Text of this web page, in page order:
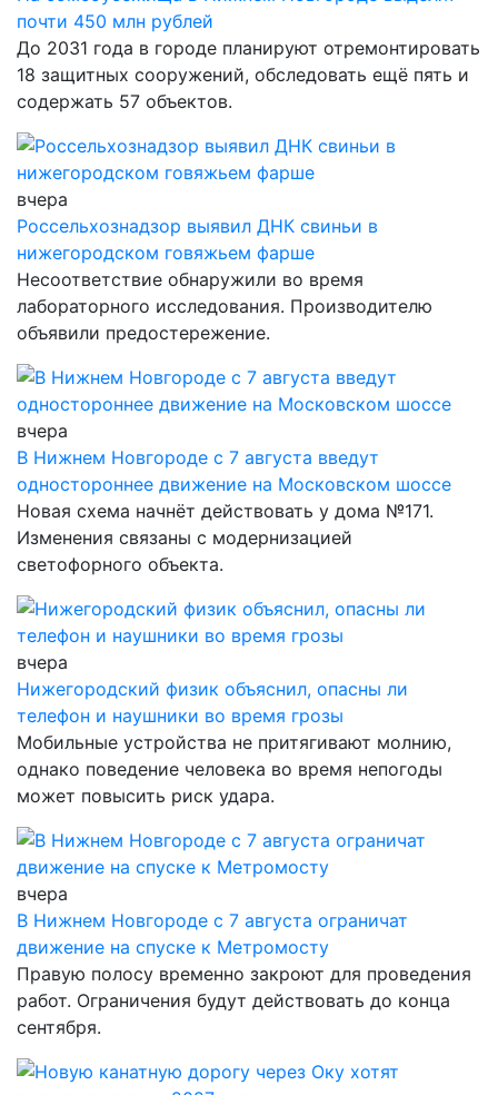
почти 450 млн рублей
До 2031 года в городе планируют отремонтировать
18 защитных сооружений, обследовать ещё пять и
содержать 57 объектов.
вчера
Россельхознадзор выявил ДНК свиньи в
нижегородском говяжьем фарше
Несоответствие обнаружили во время
лабораторного исследования. Производителю
объявили предостережение.
вчера
В Нижнем Новгороде с 7 августа введут
одностороннее движение на Московском шоссе
Новая схема начнёт действовать у дома №171.
Изменения связаны с модернизацией
светофорного объекта.
вчера
Нижегородский физик объяснил, опасны ли
телефон и наушники во время грозы
Мобильные устройства не притягивают молнию,
однако поведение человека во время непогоды
может повысить риск удара.
вчера
В Нижнем Новгороде с 7 августа ограничат
движение на спуске к Метромосту
Правую полосу временно закроют для проведения
работ. Ограничения будут действовать до конца
сентября.